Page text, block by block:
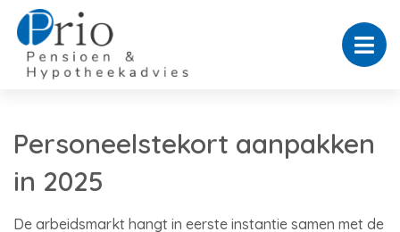
Personeelstekort aanpakken
in 2025
De arbeidsmarkt hangt in eerste instantie samen met de